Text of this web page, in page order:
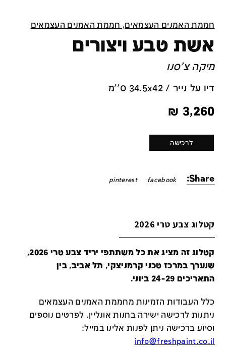
חממת האמנים העצמאים, חממת האמנים העצמאים
אשת טבע ויצורים
מיקה צ'סנו
דיו על נייר / 34.5x42 ס''מ
3,260
₪
לרכישה
Share:
facebook
pinterest
קטלוג צבע טרי 2026
קטלוג זה מציג את כל משתתפי יריד צבע טרי 2026,
שנערך במרכז טכני קרמניצקי, תל אביב, בין
התאריכים 24-29 ביוני.
כלל העבודות הזמינות מחממת האמנים העצמאים
ניתנות לרכישה ישירה בחנות אונליין. לפרטים נוספים
וסיוע ברכישה ניתן לפנות אלינו במייל:
info@freshpaint.co.il